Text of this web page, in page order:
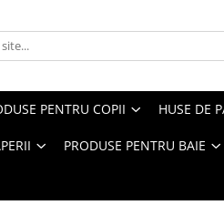
PENTRU COPII HUSE DE
PRODUSE PENTRU BAIE